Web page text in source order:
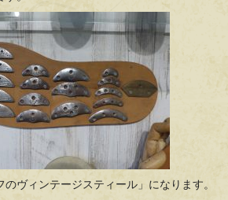
ヴィンテージスティール」になります。